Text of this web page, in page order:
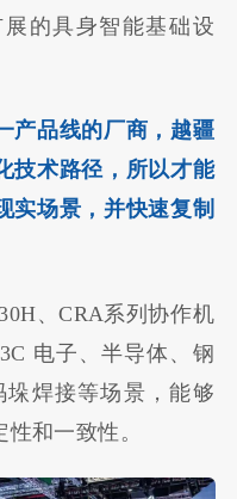
的具身智能基础设
产品线的厂商，越疆
技术路径， 所以才能
实场景 ，并快速复制
、CRA系列协作机
电子、半导体、钢
垛焊接等场景，能够
和一致性。